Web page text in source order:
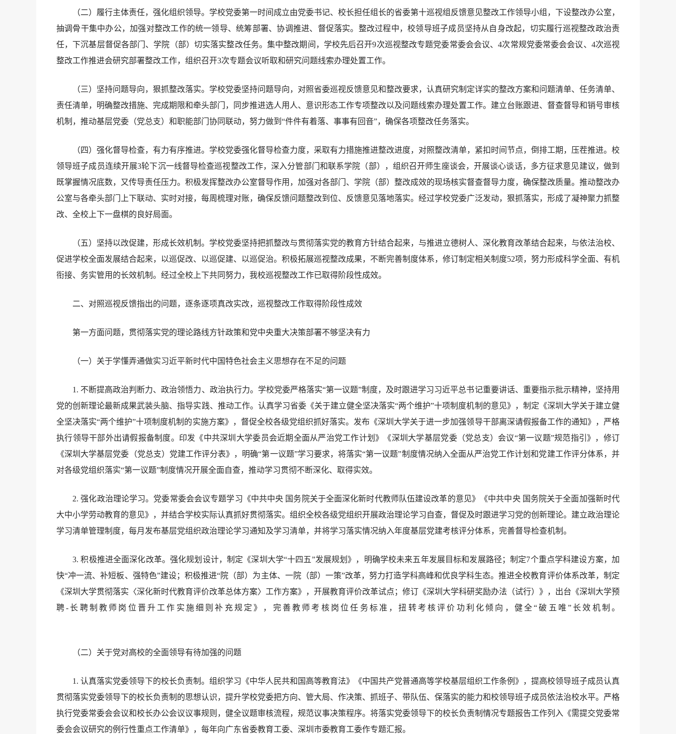
（二）履行主体责任，强化组织领导。学校党委第一时间成立由党委书记、校长担任组长的省委第十巡视组反馈意见整改工作领导小组，下设整改办公室，
抽调骨干集中办公，加强对整改工作的统一领导、统筹部署、协调推进、督促落实。整改过程中，校领导班子成员坚持从自身改起，切实履行巡视整改政治责
任，下沉基层督促各部门、学院（部）切实落实整改任务。集中整改期间，学校先后召开9次巡视整改专题党委常委会会议、4次常规党委常委会会议、4次巡视
整改工作推进会研究部署整改工作，组织召开3次专题会议听取和研究问题线索办理处置工作。
（三）坚持问题导向，狠抓整改落实。学校党委坚持问题导向，对照省委巡视反馈意见和整改要求，认真研究制定详实的整改方案和问题清单、任务清单、
责任清单，明确整改措施、完成期限和牵头部门，同步推进选人用人、意识形态工作专项整改以及问题线索办理处置工作。建立台账跟进、督查督导和销号审核
机制，推动基层党委（党总支）和职能部门协同联动，努力做到“件件有着落、事事有回音”，确保各项整改任务落实。
（四）强化督导检查，有力有序推进。学校党委强化督导检查力度，采取有力措施推进整改进度，对照整改清单，紧扣时间节点，倒排工期，压茬推进。校
领导班子成员连续开展3轮下沉一线督导检查巡视整改工作，深入分管部门和联系学院（部），组织召开师生座谈会，开展谈心谈话，多方征求意见建议，做到
既掌握情况底数，又传导责任压力。积极发挥整改办公室督导作用，加强对各部门、学院（部）整改成效的现场核实督查督导力度，确保整改质量。推动整改办
公室与各牵头部门上下联动、实时对接，每周梳理对账，确保反馈问题整改到位、反馈意见落地落实。经过学校党委广泛发动，狠抓落实，形成了凝神聚力抓整
改、全校上下一盘棋的良好局面。
（五）坚持以改促建，形成长效机制。学校党委坚持把抓整改与贯彻落实党的教育方针结合起来，与推进立德树人、深化教育改革结合起来，与依法治校、
促进学校全面发展结合起来，以巡促改、以巡促建、以巡促治。积极拓展巡视整改成果，不断完善制度体系，修订制定相关制度52项，努力形成科学全面、有机
衔接、务实管用的长效机制。经过全校上下共同努力，我校巡视整改工作已取得阶段性成效。
二、对照巡视反馈指出的问题，逐条逐项真改实改，巡视整改工作取得阶段性成效
第一方面问题，贯彻落实党的理论路线方针政策和党中央重大决策部署不够坚决有力
（一）关于学懂弄通做实习近平新时代中国特色社会主义思想存在不足的问题
1. 不断提高政治判断力、政治领悟力、政治执行力。学校党委严格落实“第一议题”制度，及时跟进学习习近平总书记重要讲话、重要指示批示精神，坚持用
党的创新理论最新成果武装头脑、指导实践、推动工作。认真学习省委《关于建立健全坚决落实“两个维护”十项制度机制的意见》，制定《深圳大学关于建立健
全坚决落实“两个维护”十项制度机制的实施方案》，督促全校各级党组织抓好落实。发布《深圳大学关于进一步加强领导干部离深请假报备工作的通知》，严格
执行领导干部外出请假报备制度。印发《中共深圳大学委员会近期全面从严治党工作计划》《深圳大学基层党委（党总支）会议“第一议题”规范指引》，修订
《深圳大学基层党委（党总支）党建工作评分表》，明确“第一议题”学习要求，将落实“第一议题”制度情况纳入全面从严治党工作计划和党建工作评分体系，并
对各级党组织落实“第一议题”制度情况开展全面自查，推动学习贯彻不断深化、取得实效。
2. 强化政治理论学习。党委常委会会议专题学习《中共中央 国务院关于全面深化新时代教师队伍建设改革的意见》《中共中央 国务院关于全面加强新时代
大中小学劳动教育的意见》，并结合学校实际认真抓好贯彻落实。组织全校各级党组织开展政治理论学习自查，督促及时跟进学习党的创新理论。建立政治理论
学习清单管理制度，每月发布基层党组织政治理论学习通知及学习清单，并将学习落实情况纳入年度基层党建考核评分体系，完善督导检查机制。
3. 积极推进全面深化改革。强化规划设计，制定《深圳大学“十四五”发展规划》，明确学校未来五年发展目标和发展路径；制定7个重点学科建设方案，加
快“冲一流、补短板、强特色”建设；积极推进“院（部）为主体、一院（部）一策”改革，努力打造学科高峰和优良学科生态。推进全校教育评价体系改革，制定
《深圳大学贯彻落实〈深化新时代教育评价改革总体方案〉工作方案》，开展教育评价改革试点；修订《深圳大学科研奖励办法（试行）》，出台《深圳大学预
聘-长聘制教师岗位晋升工作实施细则补充规定》，完善教师考核岗位任务标准，扭转考核评价功利化倾向，健全“破五唯”长效机制。
（二）关于党对高校的全面领导有待加强的问题
1. 认真落实党委领导下的校长负责制。组织学习《中华人民共和国高等教育法》《中国共产党普通高等学校基层组织工作条例》，提高校领导班子成员认真
贯彻落实党委领导下的校长负责制的思想认识，提升学校党委把方向、管大局、作决策、抓班子、带队伍、保落实的能力和校领导班子成员依法治校水平。严格
执行党委常委会会议和校长办公会议议事规则，健全议题审核流程，规范议事决策程序。将落实党委领导下的校长负责制情况专题报告工作列入《需提交党委常
委会会议研究的例行性重点工作清单》，每年向广东省委教育工委、深圳市委教育工委作专题汇报。